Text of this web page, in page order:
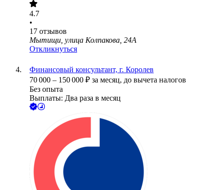
4.7
•
17 отзывов
Мытищи, улица Колпакова, 24А
Откликнуться
Финансовый консультант, г. Королев
70 000 – 150 000 ₽ за месяц, до вычета налогов
Без опыта
Выплаты: Два раза в месяц